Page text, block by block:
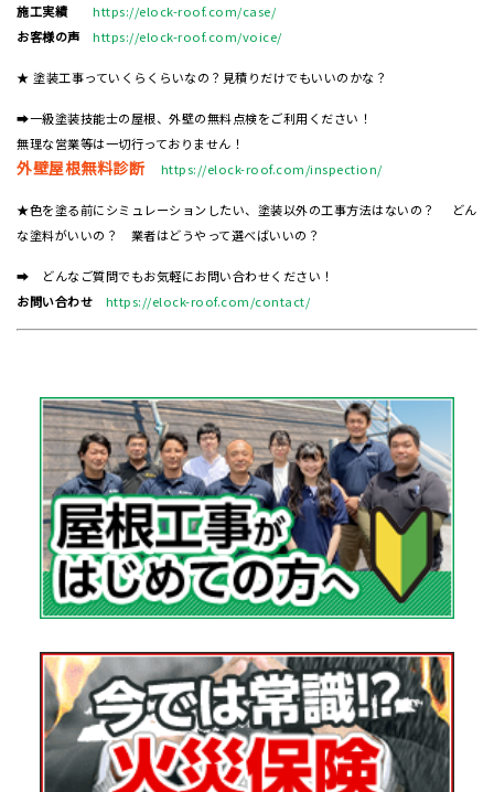
施工実績
https://elock-roof.com/case/
お客様の声
https://elock-roof.com/voice/
★ 塗装工事っていくらくらいなの？見積りだけでもいいのかな？
➡一級塗装技能士の屋根、外壁の無料点検をご利用ください！
無理な営業等は一切行っておりません！
外壁屋根無料診断 https://elock-roof.com/inspection/
★色を塗る前にシミュレーションしたい、塗装以外の工事方法はないの？ どん
な塗料がいいの？ 業者はどうやって選べばいいの？
➡ どんなご質問でもお気軽にお問い合わせください！
お問い合わせ
https://elock-roof.com/contact/